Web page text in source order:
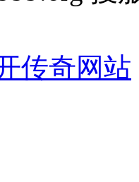
传奇网站